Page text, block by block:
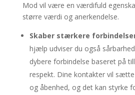
Mod vil være en værdifuld
større værdi og anerkendelse.
Skaber stærkere
hjælp udviser du også
dybere forbindelse baseret på
respekt. Dine kontakter vil
og åbenhed, og det kan styrke